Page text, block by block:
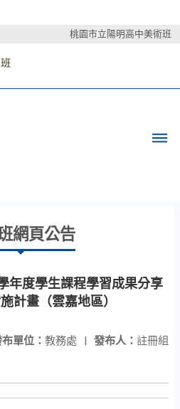
桃園市立陽明高中美術班
網頁公告
年度學生課程學習成果分享
計畫（雲嘉地區）
發布人： 註冊組
單位： 教務處 |